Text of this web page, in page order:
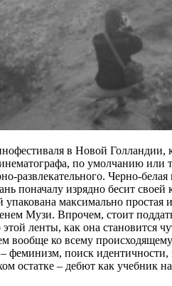
в Новой Голландии,
по умолчанию или
развлекательного. Черно-белая
поначалу изрядно бесит своей
упакована максимально простая
Музи. Впрочем, стоит
ленты, как она становится
вообще ко всему
феминизм, поиск идентичности,
остатке – дебют как учебник